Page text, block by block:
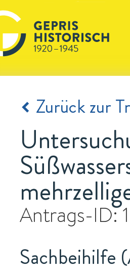
Zurück zur
Antrags-ID:
Sachbeihilfe